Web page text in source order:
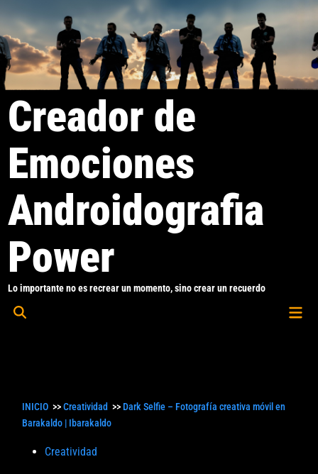
al
contenido
Creador de
Emociones
Androidografia
Power
Lo importante no es recrear un momento, sino crear un recuerdo
Abrir
INICIO >>Creatividad >> Dark Selfie – Fotografía creativa móvil en
Barakaldo | Ibarakaldo
Publicado
Creatividad